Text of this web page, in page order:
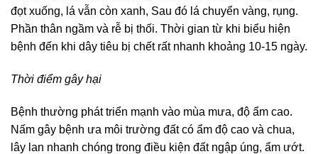
đọt xuống, lá vẫn còn xanh, Sau đó lá chuyển vàng, rụng.
Phần thân ngầm và rễ bị thối. Thời gian từ khi biểu hiện
bệnh đến khi dây tiêu bị chết rất nhanh khoảng 10-15 ngày.
Thời điểm gây hại
Bệnh thường phát triển mạnh vào mùa mưa, độ ẩm cao.
Nấm gây bệnh ưa môi trường đất có ẩm độ cao và chua,
lây lan nhanh chóng trong điều kiện đất ngập úng, ẩm ướt.